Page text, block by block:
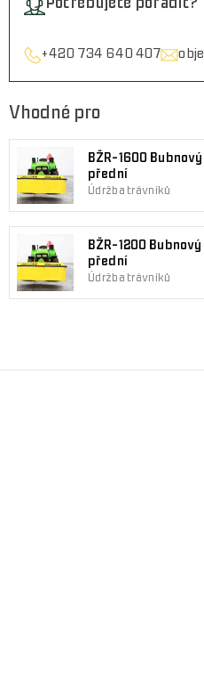
Potřebujete poradit?
+420 734 640 407
Vhodné pro
BŽR-1600
přední
Údržba trávníků
BŽR-1200
přední
Údržba trávníků